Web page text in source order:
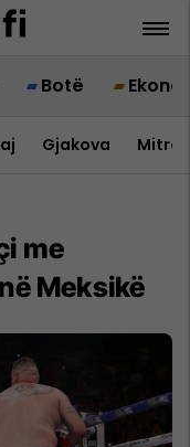
Botë
Gjakova
me
Meksikë